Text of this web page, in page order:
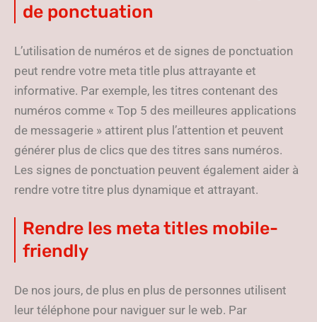
de ponctuation
L’utilisation de numéros et de signes de ponctuation
peut rendre votre meta title plus attrayante et
informative. Par exemple, les titres contenant des
numéros comme « Top 5 des meilleures applications
de messagerie » attirent plus l’attention et peuvent
générer plus de clics que des titres sans numéros.
Les signes de ponctuation peuvent également aider à
rendre votre titre plus dynamique et attrayant.
Rendre les meta titles mobile-
friendly
De nos jours, de plus en plus de personnes utilisent
leur téléphone pour naviguer sur le web. Par